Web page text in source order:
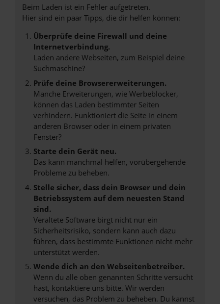
Beim Laden ist ein Fehler aufgetreten.
Hier sind ein paar Tipps, die dir helfen können:
Überprüfe deine Firewall und deine
Internetverbindung.
Laden andere Webseiten, zum Beispiel deine
Suchmaschine?
Prüfe deine Browsererweiterungen.
Manche Erweiterungen, wie Werbeblocker,
können das Laden bestimmter Seiten
verhindern. Funktioniert die Seite in einem
anderen Browser oder in einem privaten
Fenster?
Starte dein Gerät neu.
Das kann manchmal helfen, vorübergehende
Probleme zu beheben.
Stelle sicher, dass dein Browser und dein
Betriebssystem auf dem neuesten Stand
sind.
Veraltete Software birgt nicht nur ein
Sicherheitsrisiko, sondern kann auch dazu
führen, dass bestimmte Funktionen nicht mehr
unterstützt werden.
Wende dich an den Webseitenbetreiber.
Wenn du alle oben genannten Schritte versucht
hast, kontaktiere uns bitte. Wir werden
versuchen, das Problem zu beheben. Du kannst